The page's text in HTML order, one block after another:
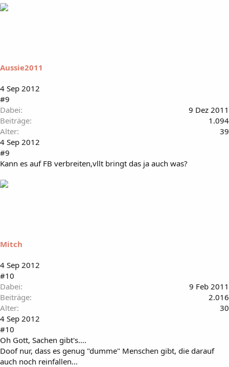
Aussie2011
4 Sep 2012
#9
Dabei
9 Dez 2011
Beiträge
1.094
Alter
39
4 Sep 2012
#9
Kann es auf FB verbreiten,vllt bringt das ja auch was?
Mitch
4 Sep 2012
#10
Dabei
9 Feb 2011
Beiträge
2.016
Alter
30
4 Sep 2012
#10
Oh Gott, Sachen gibt's....
Doof nur, dass es genug "dumme" Menschen gibt, die darauf
auch noch reinfallen...